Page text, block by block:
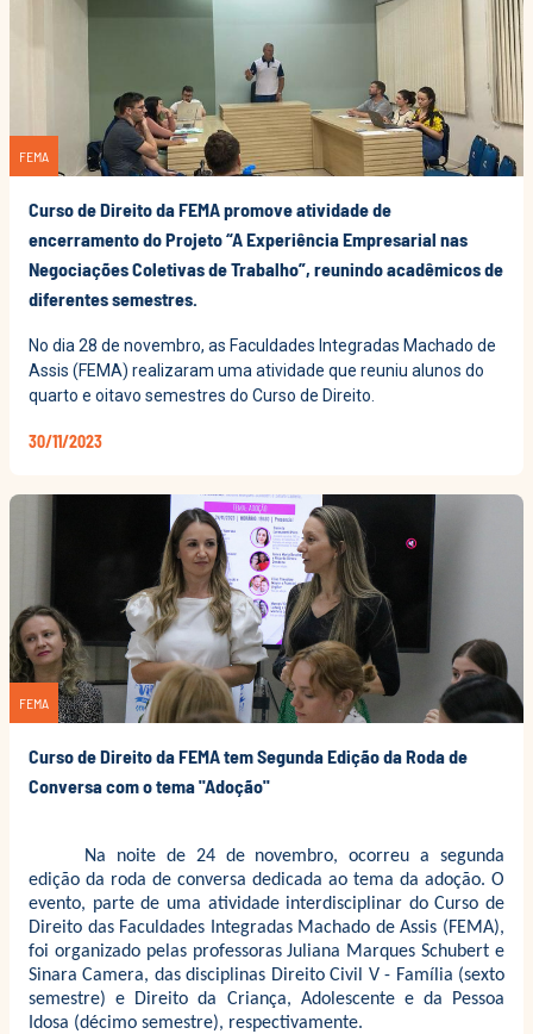
FEMA
Curso de Direito da FEMA promove atividade de
encerramento do Projeto “A Experiência Empresarial nas
Negociações Coletivas de Trabalho”, reunindo acadêmicos de
diferentes semestres.
No dia 28 de novembro, as Faculdades Integradas Machado de
Assis (FEMA) realizaram uma atividade que reuniu alunos do
quarto e oitavo semestres do Curso de Direito.
30/11/2023
FEMA
Curso de Direito da FEMA tem Segunda Edição da Roda de
Conversa com o tema "Adoção"
Na noite de 24 de novembro, ocorreu a segunda
edição da roda de conversa dedicada ao tema da adoção. O
evento, parte de uma atividade interdisciplinar do Curso de
Direito das Faculdades Integradas Machado de Assis (FEMA),
foi organizado pelas professoras Juliana Marques Schubert e
Sinara Camera, das disciplinas Direito Civil V - Família (sexto
semestre) e Direito da Criança, Adolescente e da Pessoa
Idosa (décimo semestre), respectivamente.